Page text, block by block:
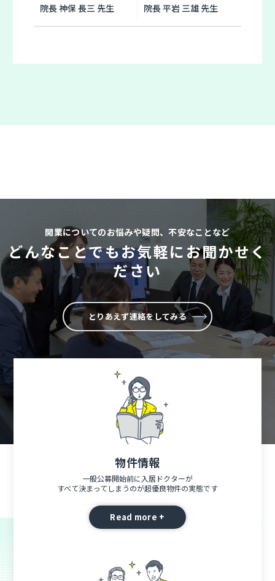
院長 神保 長三 先生
院長 平岩 三雄 先生
開業についてのお悩みや疑問、不安なことなど
どんなことでもお気軽にお聞かせく
ださい
とりあえず連絡をしてみる
物件情報
一般公募開始前に入居ドクターが
すべて決まってしまうのが超優良物件の実態です
Read more +